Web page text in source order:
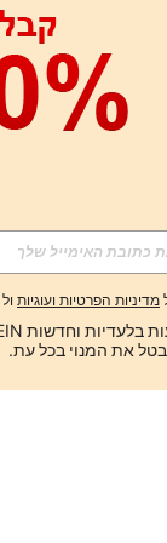
מדיניות הפרטיות ועוגיות ול